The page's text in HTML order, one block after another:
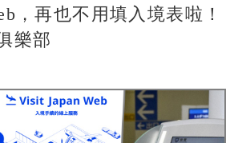
，再也不用填入境表啦！
樂部